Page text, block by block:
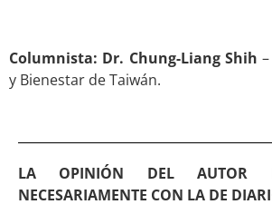
Columnista: Dr. Chung-Liang Shih
y Bienestar de Taiwán.
LA OPINIÓN DEL AUTOR
NECESARIAMENTE CON LA DE